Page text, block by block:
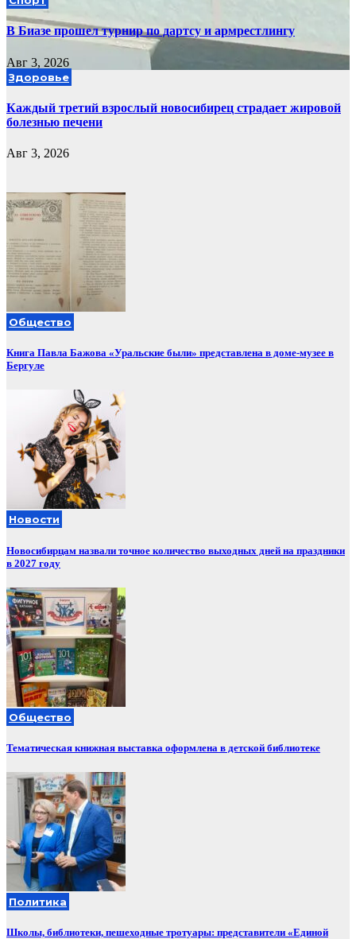
В Биазе прошел турнир по дартсу и армрестлингу
Авг 3, 2026
Здоровье
Каждый третий взрослый новосибирец страдает жировой
болезнью печени
Авг 3, 2026
Общество
Книга Павла Бажова «Уральские были» представлена в доме-музее в
Бергуле
Новости
Новосибирцам назвали точное количество выходных дней на праздники
в 2027 году
Общество
Тематическая книжная выставка оформлена в детской библиотеке
Политика
Школы, библиотеки, пешеходные тротуары: представители «Единой